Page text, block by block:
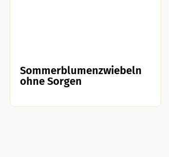
Sommerblumenzwiebeln
ohne Sorgen